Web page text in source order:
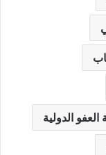
الدولية